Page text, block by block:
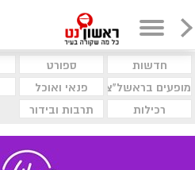
חדשות ספורט
מופעים בראשל"צ
פנאי ואוכל
רכילות
תרבות ובידור